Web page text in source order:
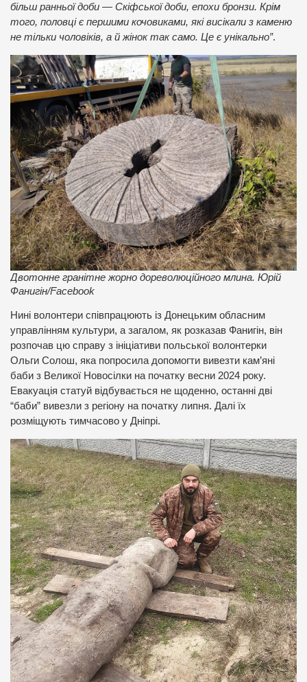
більш ранньої доби — Скіфської доби, епохи бронзи. Крім
того, половці є першими кочовиками, які висікали з каменю
не тільки чоловіків, а й жінок так само. Це є унікально”.
Двотонне гранітне жорно дореволюційного млина. Юрій
Фанигін/Facebook
Нині волонтери співпрацюють із Донецьким обласним
управлінням культури, а загалом, як розказав Фанигін, він
розпочав цю справу з ініціативи польської волонтерки
Ольги Солош, яка попросила допомогти вивезти кам’яні
баби з Великої Новосілки на початку весни 2024 року.
Евакуація статуй відбувається не щоденно, останні дві
“баби” вивезли з регіону на початку липня. Далі їх
розміщують тимчасово у Дніпрі.